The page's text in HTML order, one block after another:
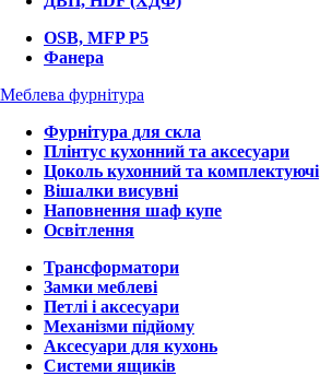
OSB, MFP P5
Фанера
Меблева фурнітура
Фурнітура для скла
Плінтус кухонний та аксесуари
Цоколь кухонний та комплектуючі
Вішалки висувні
Наповнення шаф купе
Освітлення
Трансформатори
Замки меблеві
Петлі і аксесуари
Механізми підйому
Аксесуари для кухонь
Системи ящиків